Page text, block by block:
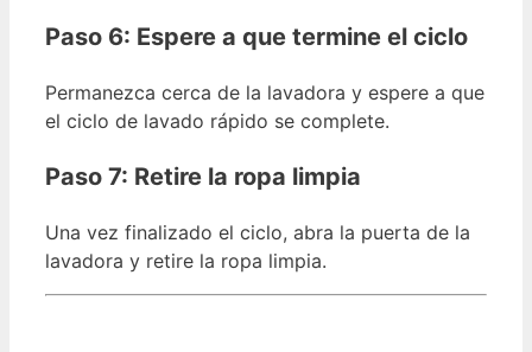
Paso 6: Espere a que termine el ciclo
Permanezca cerca de la lavadora y espere a que
el ciclo de lavado rápido se complete.
Paso 7: Retire la ropa limpia
Una vez finalizado el ciclo, abra la puerta de la
lavadora y retire la ropa limpia.